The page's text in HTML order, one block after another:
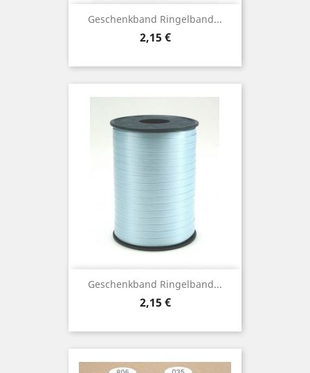
Geschenkband Ringelband...
Preis
2,15 €
Geschenkband Ringelband...
Preis
2,15 €